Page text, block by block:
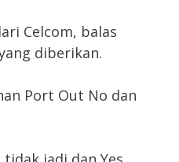
Celcom, balas
diberikan.
Port Out No dan